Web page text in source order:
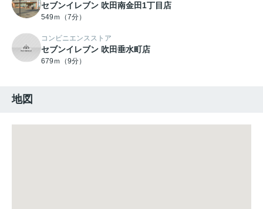
セブンイレブン 吹田南金田1丁目店
549ｍ（7分）
コンビニエンスストア
セブンイレブン 吹田垂水町店
679ｍ（9分）
地図